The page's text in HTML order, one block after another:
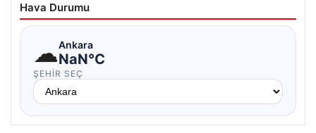
Hava Durumu
☁Ankara
NaN°C
ŞEHIR SEÇ